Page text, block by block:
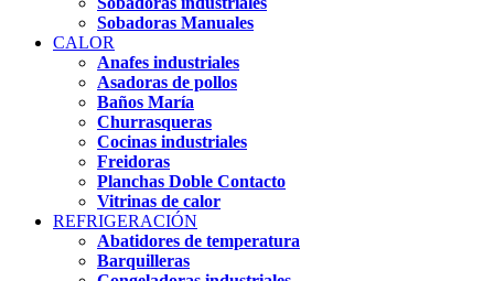
Sobadoras Manuales
CALOR
Anafes industriales
Asadoras de pollos
Baños María
Churrasqueras
Cocinas industriales
Freidoras
Planchas Doble Contacto
Vitrinas de calor
REFRIGERACIÓN
Abatidores de temperatura
Barquilleras